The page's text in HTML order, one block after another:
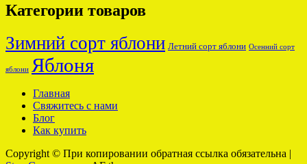
Категории товаров
Зимний сорт яблони Летний сорт яблони Осенний сорт
яблони Яблоня
Главная
Свяжитесь с нами
Блог
Как купить
Copyright © При копировании обратная ссылка обязательна